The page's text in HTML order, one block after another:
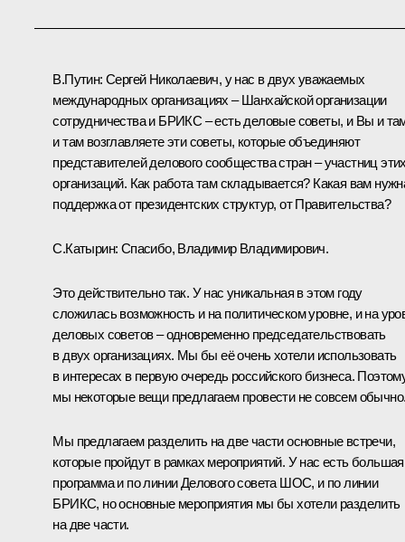
В.Путин: Сергей Николаевич, у нас в двух уважаемых
международных организациях –Шанхайской организации
сотрудничестваи БРИКС – есть деловые советы, и Вы и
и там возглавляете эти советы, которые объединяют
представителей делового сообщества стран – участниц
организаций. Как работа там складывается? Какая вам
поддержка от президентских структур, от Правительства?
С.Катырин: Спасибо, Владимир Владимирович.
Это действительно так. У нас уникальная в этом году
сложилась возможность и на политическом уровне, и на
деловых советов – одновременно председательствовать
в двух организациях. Мы бы её очень хотели использовать
в интересах в первую очередь российского бизнеса.
мы некоторые вещи предлагаем провести не совсем
Мы предлагаем разделить на две части основные встречи,
которые пройдут в рамках мероприятий. У нас есть большая
программа и по линии Делового совета ШОС, и по линии
БРИКС, но основные мероприятия мы бы хотели разделить
на две части.